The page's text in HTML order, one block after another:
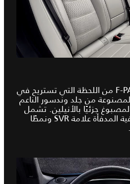
اتصل بسيارة F-PACE SVR من اللحظة التي تستريح في
المصنوعة من جلد وندسور الناعم
المصبوغ جزئيًا بالأنيلين. تشمل
المقاعد الأمامية والخلفية المدفأة علامة SVR ونمطًا